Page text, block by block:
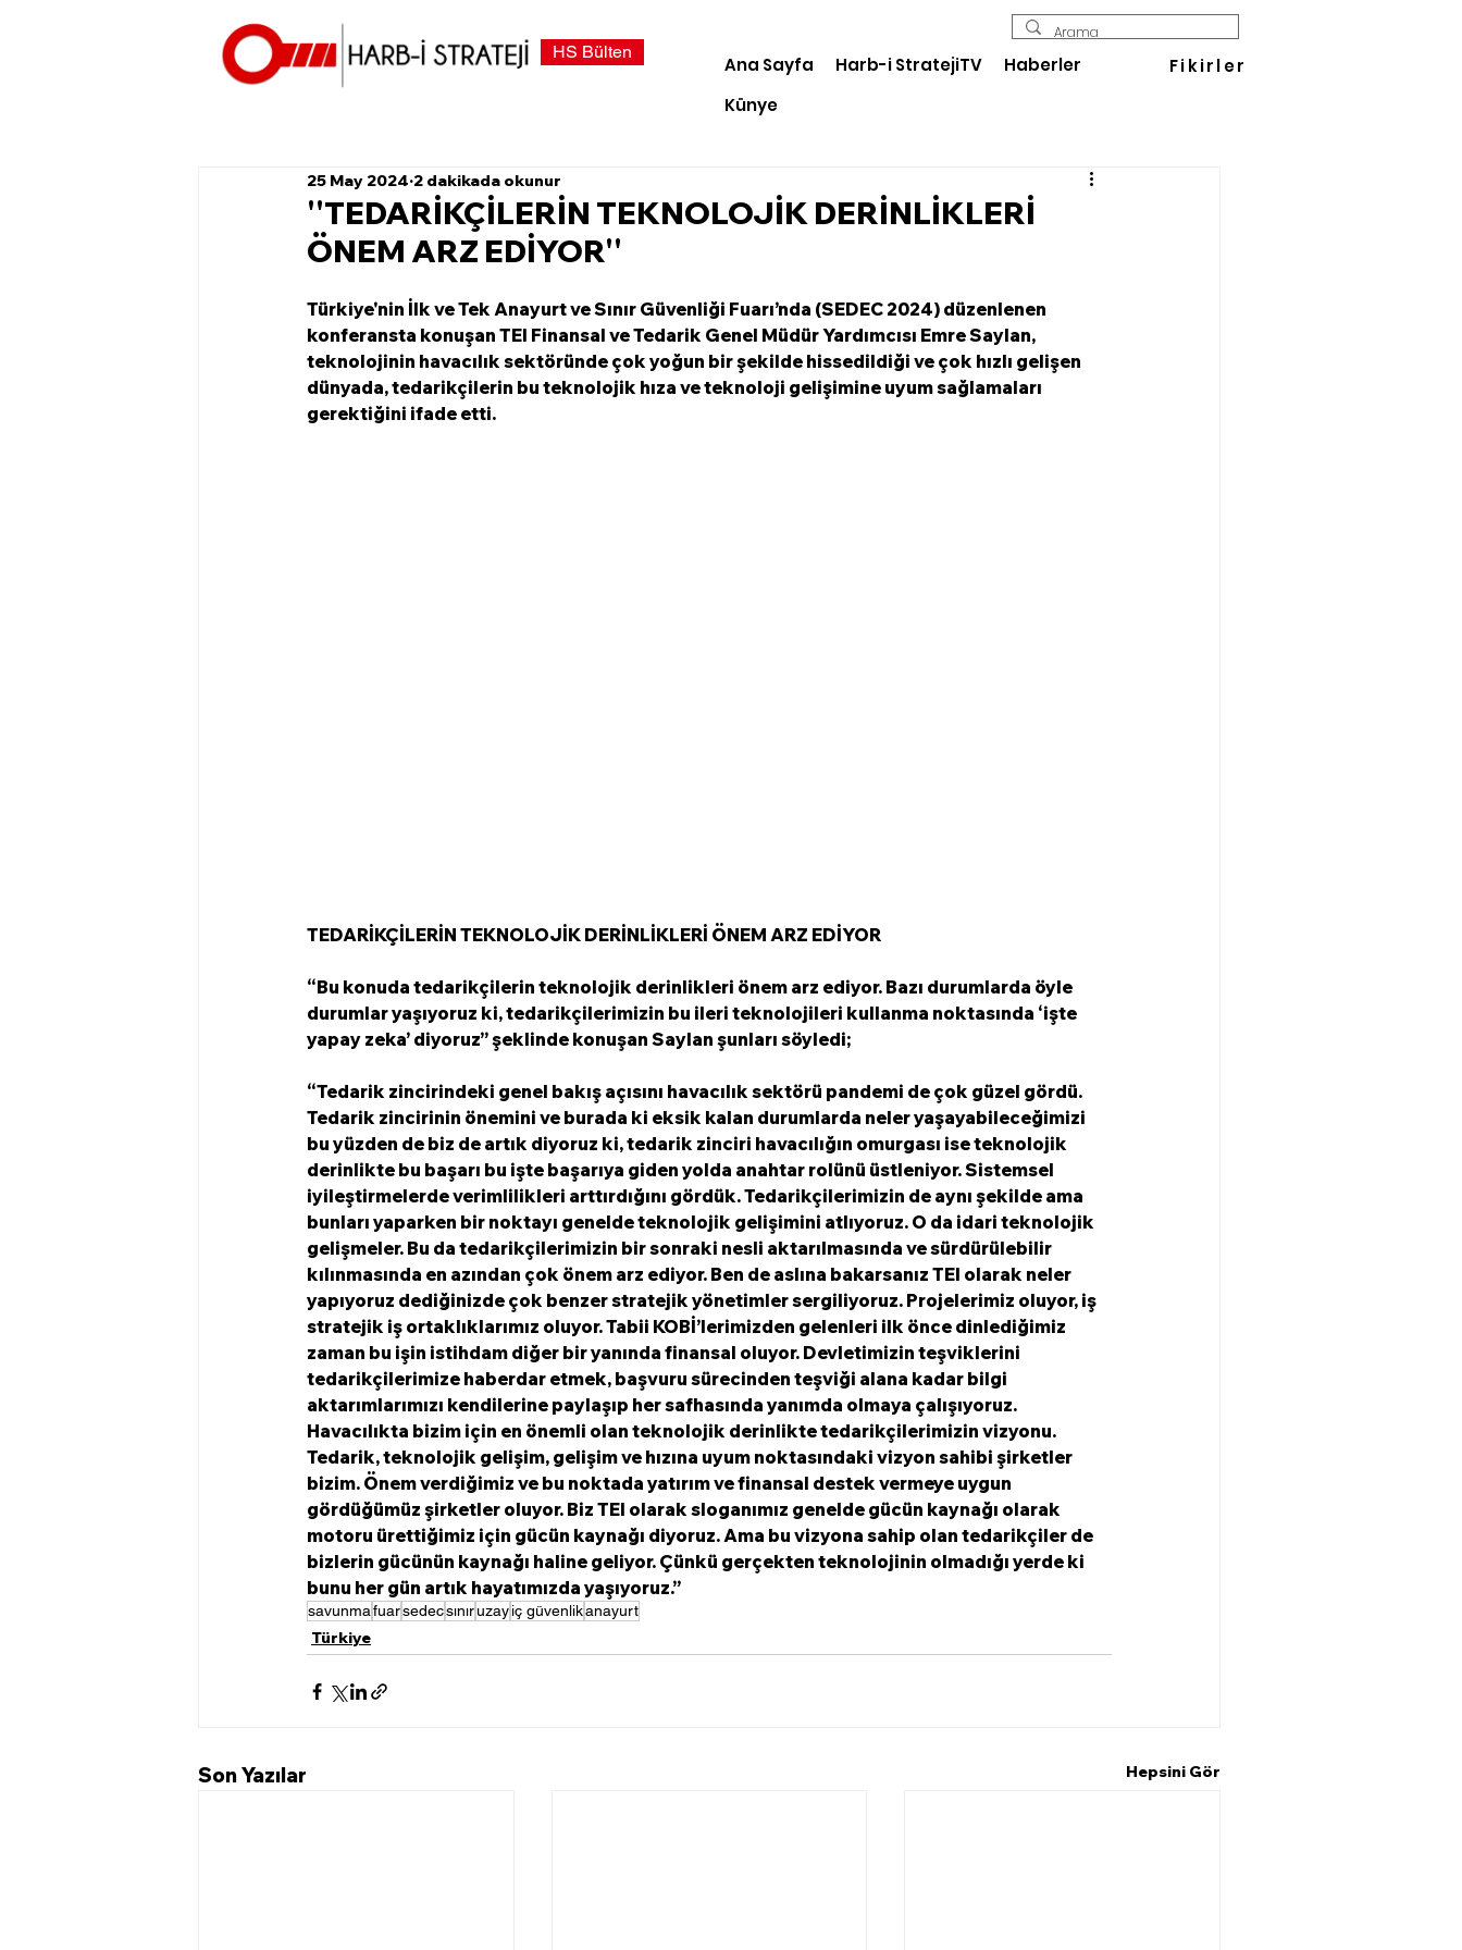
HS Bülten
Ana Sayfa Harb-i StratejiTV
Haberler
Künye
Fikirler
''TEDARİKÇİLERİN TEKNOLOJİK DERİNLİKLERİ
ÖNEM ARZ EDİYOR''
25 May 2024 2 dakikada okunur
Türkiye'nin İlk ve Tek Anayurt ve Sınır Güvenliği Fuarı’nda (SEDEC 2024) düzenlenen
konferansta konuşan TEI Finansal ve Tedarik Genel Müdür Yardımcısı Emre Saylan,
teknolojinin havacılık sektöründe çok yoğun bir şekilde hissedildiği ve çok hızlı gelişen
dünyada, tedarikçilerin bu teknolojik hıza ve teknoloji gelişimine uyum sağlamaları
gerektiğini ifade etti.
TEDARİKÇİLERİN TEKNOLOJİK DERİNLİKLERİ ÖNEM ARZ EDİYOR
“Bu konuda tedarikçilerin teknolojik derinlikleri önem arz ediyor. Bazı durumlarda öyle
durumlar yaşıyoruz ki, tedarikçilerimizin bu ileri teknolojileri kullanma noktasında ‘işte
yapay zeka’ diyoruz” şeklinde konuşan Saylan şunları söyledi;
“Tedarik zincirindeki genel bakış açısını havacılık sektörü pandemi de çok güzel gördü.
Tedarik zincirinin önemini ve burada ki eksik kalan durumlarda neler yaşayabileceğimizi
bu yüzden de biz de artık diyoruz ki, tedarik zinciri havacılığın omurgası ise teknolojik
derinlikte bu başarı bu işte başarıya giden yolda anahtar rolünü üstleniyor. Sistemsel
iyileştirmelerde verimlilikleri arttırdığını gördük. Tedarikçilerimizin de aynı şekilde ama
bunları yaparken bir noktayı genelde teknolojik gelişimini atlıyoruz. O da idari teknolojik
gelişmeler. Bu da tedarikçilerimizin bir sonraki nesli aktarılmasında ve sürdürülebilir
kılınmasında en azından çok önem arz ediyor. Ben de aslına bakarsanız TEI olarak neler
yapıyoruz dediğinizde çok benzer stratejik yönetimler sergiliyoruz. Projelerimiz oluyor, iş
stratejik iş ortaklıklarımız oluyor. Tabii KOBİ’lerimizden gelenleri ilk önce dinlediğimiz
zaman bu işin istihdam diğer bir yanında finansal oluyor. Devletimizin teşviklerini
tedarikçilerimize haberdar etmek, başvuru sürecinden teşviği alana kadar bilgi
aktarımlarımızı kendilerine paylaşıp her safhasında yanımda olmaya çalışıyoruz.
Havacılıkta bizim için en önemli olan teknolojik derinlikte tedarikçilerimizin vizyonu.
Tedarik, teknolojik gelişim, gelişim ve hızına uyum noktasındaki vizyon sahibi şirketler
bizim. Önem verdiğimiz ve bu noktada yatırım ve finansal destek vermeye uygun
gördüğümüz şirketler oluyor. Biz TEI olarak sloganımız genelde gücün kaynağı olarak
motoru ürettiğimiz için gücün kaynağı diyoruz. Ama bu vizyona sahip olan tedarikçiler de
bizlerin gücünün kaynağı haline geliyor. Çünkü gerçekten teknolojinin olmadığı yerde ki
bunu her gün artık hayatımızda yaşıyoruz.”
savunmafuarsedecsınıruzayiç güvenlikanayurt
Türkiye
Son Yazılar Hepsini Gör